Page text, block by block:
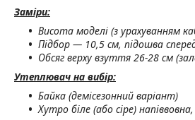
Заміри:
Висота моделі (з урахуванням
Підбор — 10,5 см, підошва
Обсяг верху взуття 26-28 см
Утеплювач на вибір:
Байка (демісезонний варіант)
Хутро біле (або сіре)